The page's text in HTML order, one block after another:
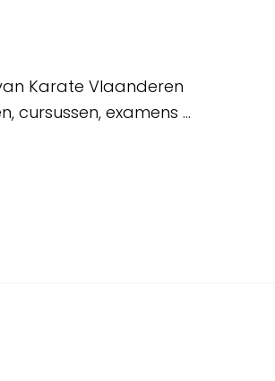
Karate Vlaanderen
cursussen, examens …